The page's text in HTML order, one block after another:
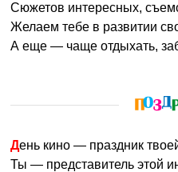
Сюжетов интересных,
Желаем тебе в развитии
А еще — чаще отдыхать,
День кино — праздник
Ты — представитель этой